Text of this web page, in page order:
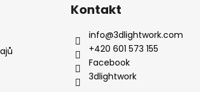
Kontakt
info@3dlightwork.com
+420 601 573 155
Facebook
3dlightwork